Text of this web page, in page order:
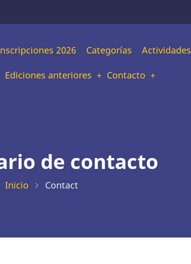
2026 Categorías Actividades
Ediciones anteriores Contacto
de contacto
Inicio Contact